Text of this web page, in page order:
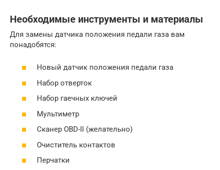
Необходимые инструменты и материалы
Для замены датчика положения педали газа вам
понадобятся:
Новый датчик положения педали газа
Набор отверток
Набор гаечных ключей
Мультиметр
Сканер OBD-II (желательно)
Очиститель контактов
Перчатки